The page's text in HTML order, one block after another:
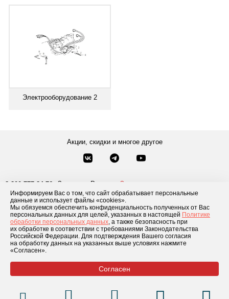
Информируем Вас о том, что сайт обрабатывает персональные
данные и использует файлы «cookies».
Мы обязуемся обеспечить конфиденциальность полученных от Вас
персональных данных для целей, указанных в настоящей Политике
обработки персональных данных, а также безопасность при
их обработке в соответствии с требованиями Законодательства
Российской Федерации. Для подтверждения Вашего согласия
на обработку данных на указанных выше условиях нажмите
«Согласен».
Согласен
Электрооборудование 2
Акции, скидки и многое другое
8-800-777-84-76 Звонки по России
Заказать звонок
8 495 181-69-06
Москва
Каталог товаров О компании Доставка и оплата Блог
Условия рассрочки
Контакты
© 2026 «GLADIATOR»